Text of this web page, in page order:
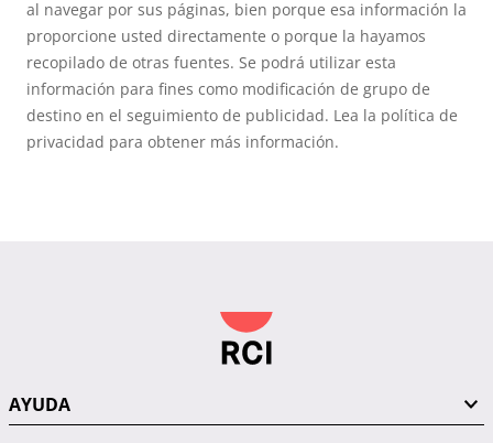
al navegar por sus páginas, bien porque esa información la
proporcione usted directamente o porque la hayamos
recopilado de otras fuentes. Se podrá utilizar esta
información para fines como modificación de grupo de
destino en el seguimiento de publicidad. Lea la política de
privacidad para obtener más información.
AYUDA